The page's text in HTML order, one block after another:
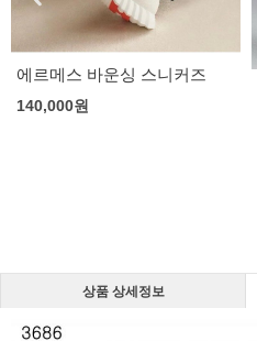
에르메스 바운싱 스니커즈
140,000원
상품 상세정보